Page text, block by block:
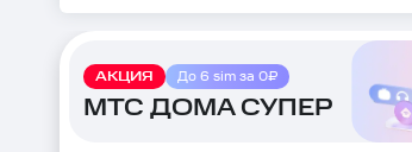
АКЦИЯ До 6 sim за 0₽
МТС ДОМА СУПЕР